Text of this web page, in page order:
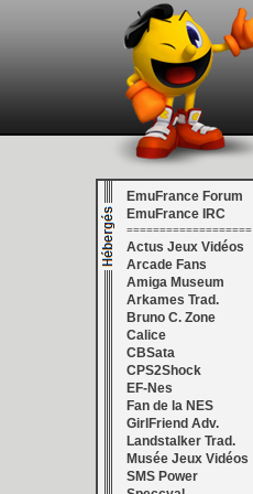
EmuFrance Forum
EmuFrance IRC
===================
Actus Jeux Vidéos
Arcade Fans
Amiga Museum
Arkames Trad.
Bruno C. Zone
Calice
CBSata
CPS2Shock
EF-Nes
Fan de la NES
GirlFriend Adv.
Landstalker Trad.
Musée Jeux Vidéos
SMS Power